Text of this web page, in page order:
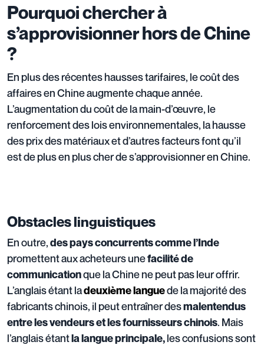
Pourquoi chercher à
s’approvisionner hors de Chine
?
En plus des récentes hausses tarifaires, le coût des
affaires en Chine augmente chaque année.
L’augmentation du coût de la main-d’œuvre, le
renforcement des lois environnementales, la hausse
des prix des matériaux et d’autres facteurs font qu’il
est de plus en plus cher de s’approvisionner en Chine.
Obstacles linguistiques
En outre,des pays concurrents comme l’Inde
promettent aux acheteurs unefacilité de
communicationque la Chine ne peut pas leur offrir.
L’anglais étant ladeuxième languede la majorité des
fabricants chinois, il peut entraîner desmalentendus
entre les vendeurs et les fournisseurs chinois. Mais
l’anglais étantla langue principale,les confusions sont